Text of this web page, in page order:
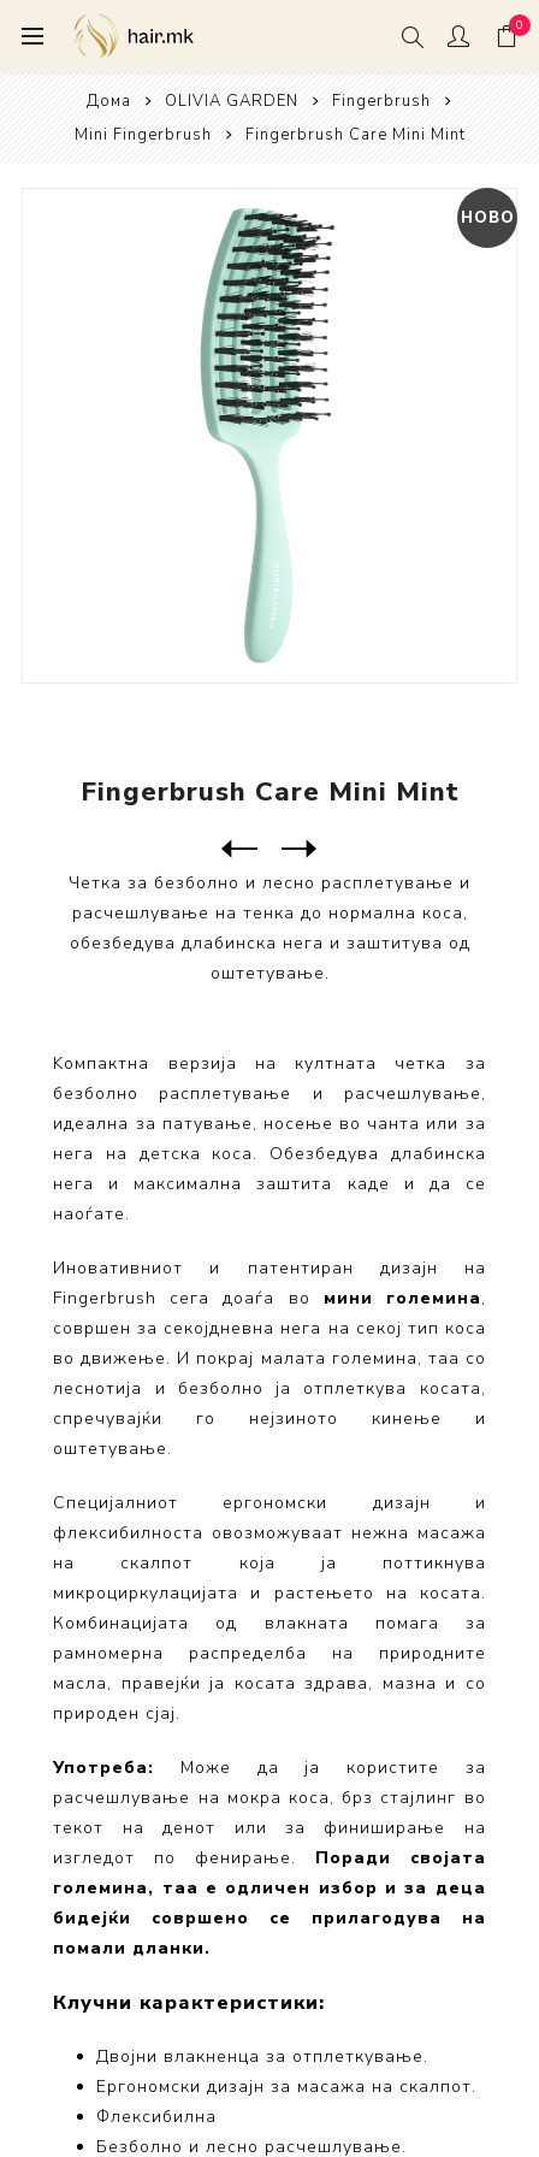
0
Дома OLIVIA GARDEN
Fingerbrush
Mini Fingerbrush
Fingerbrush Care Mini Mint
НОВО
Fingerbrush Care Mini Mint
Четка за безболно и лесно расплетување и
расчешлување на тенка до нормална коса,
обезбедува длабинска нега и заштитува од
оштетување.
Kомпактна верзија на култната четка за
безболно расплетување и расчешлување,
идеална за патување, носење во чанта или за
нега на детска коса. Обезбедува длабинска
нега и максимална заштита каде и да се
наоѓате.
Иновативниот и патентиран дизајн на
Fingerbrush сега доаѓа во мини големина,
совршен за секојдневна нега на секој тип коса
во движење. И покрај малата големина, таа со
леснотија и безболно ја отплеткува косата,
спречувајќи го нејзиното кинење и
оштетување.
Специјалниот ергономски дизајн и
флексибилноста овозможуваат нежна масажа
на скалпот која ја поттикнува
микроциркулацијата и растењето на косата.
Комбинацијата од влакната помага за
рамномерна распределба на природните
масла, правејќи ја косата здрава, мазна и со
природен сјај.
Употреба: Може да ја користите за
расчешлување на мокра коса, брз стајлинг во
текот на денот или за финиширање на
изгледот по фенирање. Поради својата
големина, таа е одличен избор и за деца
бидејќи совршено се прилагодува на
помали дланки.
Клучни карактеристики:
Двојни влакненца за отплеткување.
Ергономски дизајн за масажа на скалпот.
Флексибилна
Безболно и лесно расчешлување.